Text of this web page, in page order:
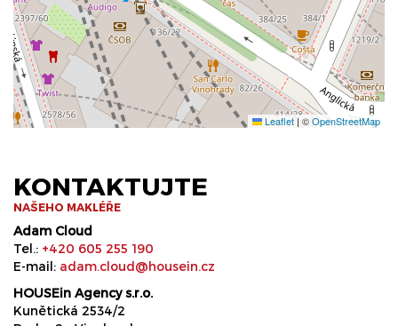
Leaflet | ©OpenStreetMap
KONTAKTUJTE
NAŠEHO MAKLÉŘE
Adam Cloud
Tel.: +420 605 255 190
E-mail: adam.cloud@housein.cz
HOUSEin Agency s.r.o.
Kunětická 2534/2